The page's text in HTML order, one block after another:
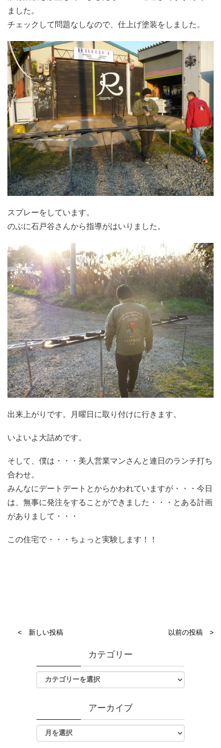
ました。
チェックして問題なしなので、仕上げ塗装をしました。
スプレーをしています。
のぶに石戸谷さんから指導がはいりました。
出来上がりです。月曜日に取り付けに行きます。
いよいよ大詰めです。
そして、僕は・・・美人営業マンさんと連日のランチ打ち
合わせ。
みんなにデートデートとからかわれていますが・・・今日
は、無事に発注をすることができました・・・とある計画
がありまして・・・
この住宅で・・・ちょっと実験します！！
< 新しい投稿 以前の投稿 >
カテゴリー
アーカイブ